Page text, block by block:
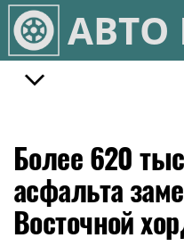
АВТО
Более 620
асфальта
Восточной